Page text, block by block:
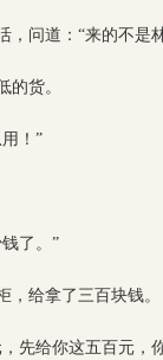
，问道：“来的不是
的货。
！”
了。”
，给拿了三百块钱。
先给你这五百元，